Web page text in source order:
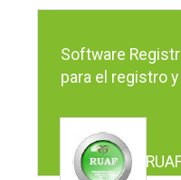
Software
para el registro